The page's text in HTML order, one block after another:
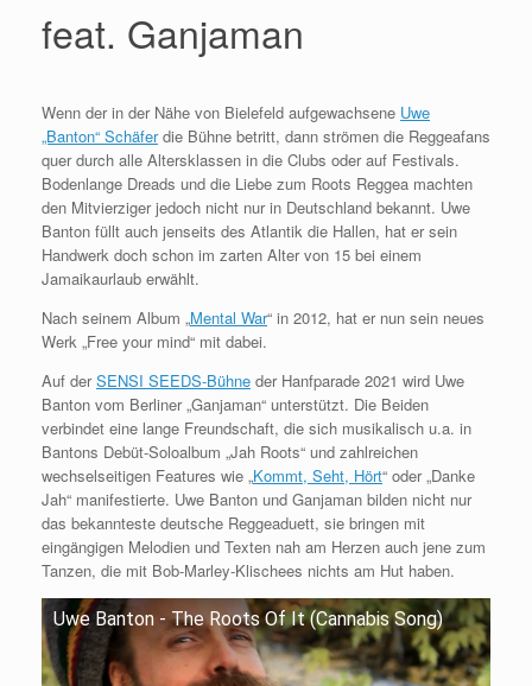
feat. Ganjaman
Wenn der in der Nähe von Bielefeld aufgewachsene Uwe
„Banton“ Schäferdie Bühne betritt, dann strömen die Reggeafans
quer durch alle Altersklassen in die Clubs oder auf Festivals.
Bodenlange Dreads und die Liebe zum Roots Reggea machten
den Mitvierziger jedoch nicht nur in Deutschland bekannt. Uwe
Banton füllt auch jenseits des Atlantik die Hallen, hat er sein
Handwerk doch schon im zarten Alter von 15 bei einem
Jamaikaurlaub erwählt.
Nach seinem Album „Mental War“ in 2012, hat er nun sein neues
Werk „Free your mind“ mit dabei.
Auf derSENSI SEEDS-Bühne der Hanfparade 2021 wird Uwe
Banton vom Berliner „Ganjaman“ unterstützt. Die Beiden
verbindet eine lange Freundschaft, die sich musikalisch u.a. in
Bantons Debüt-Soloalbum „Jah Roots“ und zahlreichen
wechselseitigen Features wie „Kommt, Seht, Hört“ oder „Danke
Jah“ manifestierte. Uwe Banton und Ganjaman bilden nicht nur
das bekannteste deutsche Reggeaduett, sie bringen mit
eingängigen Melodien und Texten nah am Herzen auch jene zum
Tanzen, die mit Bob-Marley-Klischees nichts am Hut haben.
Uwe Banton - The Roots Of It (Cannabis Song)